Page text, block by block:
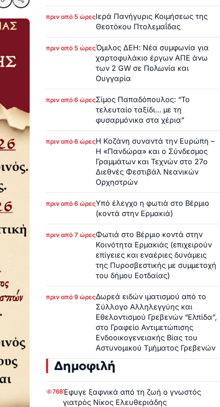
πριν από 5 ώρεςΙερά Πανήγυρις Κοιμήσεως της
Θεοτόκου Πτολεμαΐδας
πριν από 5 ώρεςΌμιλος ΔΕΗ: Νέα συμφωνία για
χαρτοφυλάκιο έργων ΑΠΕ άνω
των 2 GW σε Πολωνία και
Ουγγαρία
πριν από 6 ώρεςΣίμος Παπαδόπουλος: “Το
τελευταίο ταξίδι… με τη
φυσαρμόνικα στα χέρια”
πριν από 6 ώρεςΗ Κοζάνη συναντά την Ευρώπη –
Η «Πανδώρα» και ο Σύνδεσμος
Γραμμάτων και Τεχνών στο 27ο
Διεθνές Φεστιβάλ Νεανικών
Ορχηστρών
πριν από 6 ώρεςΥπό έλεγχο η φωτιά στο Βέρμιο
(κοντά στην Ερμακιά)
πριν από 7 ώρεςΦωτιά στο Βέρμιο κοντά στην
Κοινότητα Ερμακιάς (επιχειρούν
επίγειες και εναέριες δυνάμεις
της Πυροσβεστικής με συμμετοχή
του δήμου Εοτδαίας)
πριν από 9 ώρεςΔωρεά ειδών ιματισμού από το
Σύλλογο Αλληλεγγύης και
Εθελοντισμού Γρεβενών “Ελπίδα”,
στο Γραφείο Αντιμετώπισης
Ενδοοικογενειακής Βίας του
Αστυνομικού Τμήματος Γρεβενών
Δημοφιλή
768Έφυγε ξαφνικά από τη ζωή ο γνωστός
γιατρός Νίκος Ελευθεριάδης